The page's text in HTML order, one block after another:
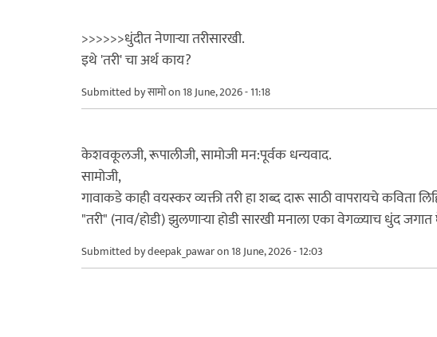
>>>>>>धुंदीत नेणाऱ्या तरीसारखी.
इथे 'तरी' चा अर्थ काय?
Submitted byसामोon 18 June, 2026 - 11:18
केशवकूलजी, रूपालीजी, सामोजी मन:पूर्वक धन्यवाद.
सामोजी,
गावाकडे काही वयस्कर व्यक्ती तरी हा शब्द दारू साठी वापरायचे कविता
"तरी" (नाव/होडी) झुलणाऱ्या होडी सारखी मनाला एका वेगळ्याच धुंद
Submitted bydeepak_pawaron 18 June, 2026 - 12:03